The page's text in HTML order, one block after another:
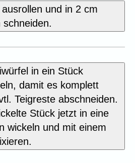
und in 2 cm
in ein Stück
damit es komplett
Teigreste abschneiden.
Stück jetzt in eine
wickeln und mit einem